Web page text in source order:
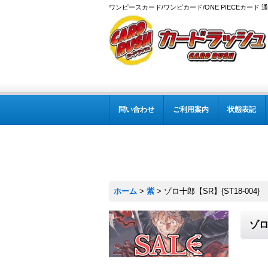
ワンピースカード/ワンピカード/ONE PIECEカード
問い合わせ ご利用案内 状態表記
ホーム > 紫 > ゾロ十郎【SR】{ST18-004}
ゾ